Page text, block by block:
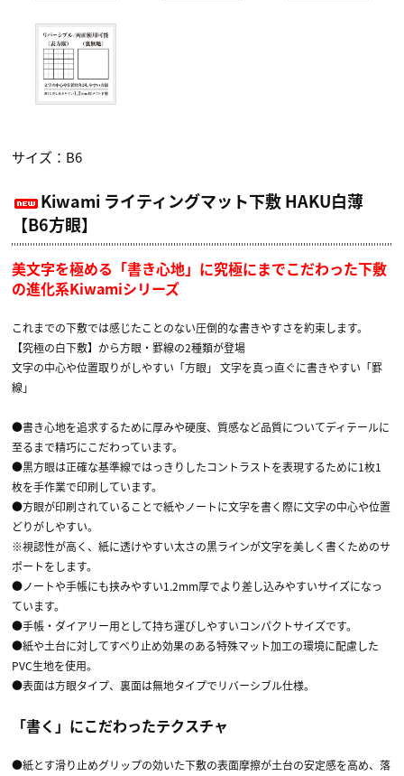
サイズ：B6
Kiwami ライティングマット下敷 HAKU白薄
【B6方眼】
美文字を極める「書き心地」に究極にまでこだわった下敷
の進化系Kiwamiシリーズ
これまでの下敷では感じたことのない圧倒的な書きやすさを約束します。
【究極の白下敷】から方眼・罫線の2種類が登場
文字の中心や位置取りがしやすい「方眼」 文字を真っ直ぐに書きやすい「罫
線」
●書き心地を追求するために厚みや硬度、質感など品質についてディテールに
至るまで精巧にこだわっています。
●黒方眼は正確な基準線ではっきりしたコントラストを表現するために1枚1
枚を手作業で印刷しています。
●方眼が印刷されていることで紙やノートに文字を書く際に文字の中心や位置
どりがしやすい。
※視認性が高く、紙に透けやすい太さの黒ラインが文字を美しく書くためのサ
ポートをします。
●ノートや手帳にも挟みやすい1.2mm厚でより差し込みやすいサイズになっ
ています。
●手帳・ダイアリー用として持ち運びしやすいコンパクトサイズです。
●紙や土台に対してすべり止め効果のある特殊マット加工の環境に配慮した
PVC生地を使用。
●表面は方眼タイプ、裏面は無地タイプでリバーシブル仕様。
「書く」にこだわったテクスチャ
●紙とす滑り止めグリップの効いた下敷の表面摩擦が土台の安定感を高め、落